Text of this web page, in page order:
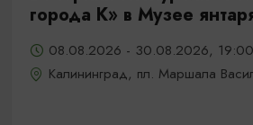
города К» в Музее
08.08.2026 - 30.08.2026,
Калининград, пл. Маршала